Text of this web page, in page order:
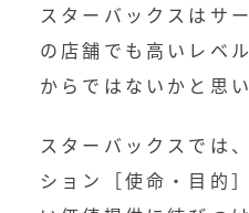
スターバックスはサ
の店舗でも高いレベ
からではないかと思い
スターバックスでは
ション［使命・目的